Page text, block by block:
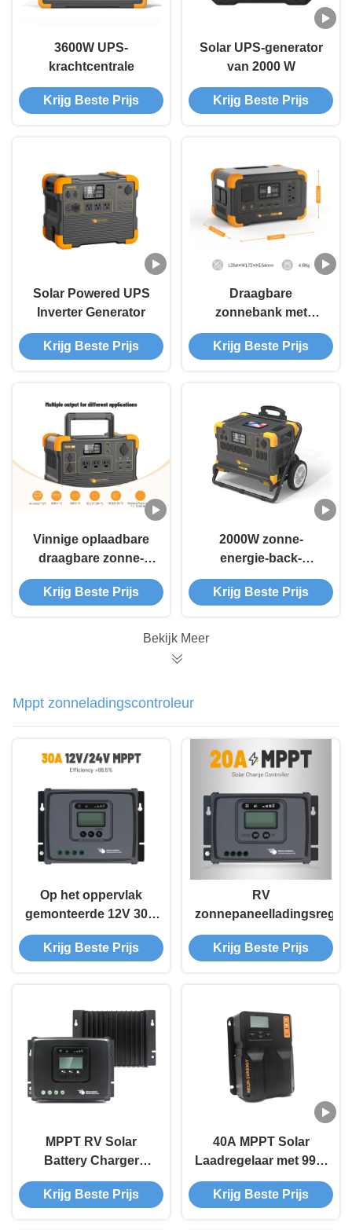
3600W UPS-
krachtcentrale
Krijg Beste Prijs
Solar UPS-generator
van 2000 W
Krijg Beste Prijs
Solar Powered UPS
Inverter Generator
Krijg Beste Prijs
Draagbare
zonnebank met
lithiumbatterie
Krijg Beste Prijs
Vinnige oplaadbare
draagbare zonne-
energiegenerator
Krijg Beste Prijs
2000W zonne-
energie-back-
upgenerator
Krijg Beste Prijs
Bekijk Meer
Mppt zonneladingscontroleur
Op het oppervlak
gemonteerde 12V 30A
zonneladingscontroller
Krijg Beste Prijs
RV
Krijg Beste Prijs
MPPT RV Solar
Battery Charger
Controller
Krijg Beste Prijs
40A MPPT Solar
Laadregelaar met 99%
Efficiëntie IP32
Waterdicht en 36
Krijg Beste Prijs